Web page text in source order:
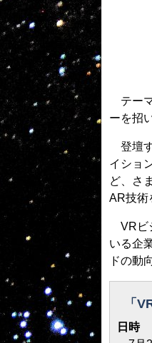
テー
ーを招
登壇
イショ
ど、さ
AR技術
VRビ
いる企
ドの動
「
日時